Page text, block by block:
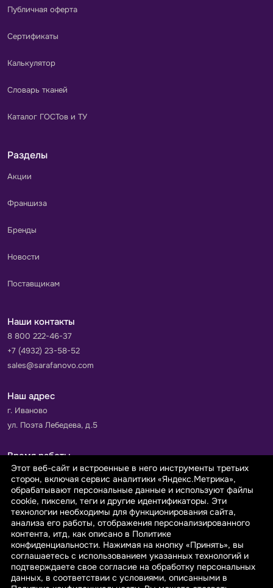
Публичная оферта
Сертификаты
Калькулятор
Словарь тканей
Каталог ГОСТов и ТУ
Разделы
Акции
Франшиза
Бренды
Новости
Поставщикам
Наши контакты
8 800 222-46-37
+7 (4932) 23-58-52
sales@sarafanovo.com
Наш адрес
г. Иваново
ул. Поэта Лебедева, д.5
Время работы
Пн-Пт с 9.00 до 18.00
Сб-Вс: выходной
Принимаем к оплате
© 2026 sarafanovo.com - Интернет-магазин "САРАФАНОВО"
Этот веб-сайт и встроенные в него инструменты третьих
сторон, включая сервис аналитики «Яндекс.Метрика»,
обрабатывают персональные данные и используют файлы
cookie, пиксели, теги и другие идентификаторы. Эти
технологии необходимы для функционирования сайта,
анализа его работы, отображения персонализированного
контента, итд, как описано в Политике
конфиденциальности. Нажимая на кнопку «Принять», вы
соглашаетесь с использованием указанных технологий и
подтверждаете свое согласие на обработку персональных
данных, в соответствии с условиями, описанными в